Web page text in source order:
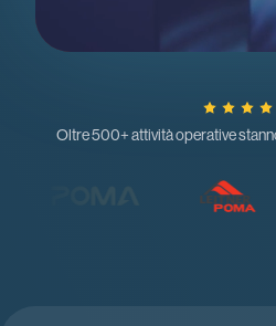
Oltre 500+ attività operative